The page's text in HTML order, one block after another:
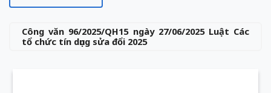
Công văn 96/2025/QH15 ngày 27/06/2025 Luật Các
tổ chức tín dụng sửa đổi 2025